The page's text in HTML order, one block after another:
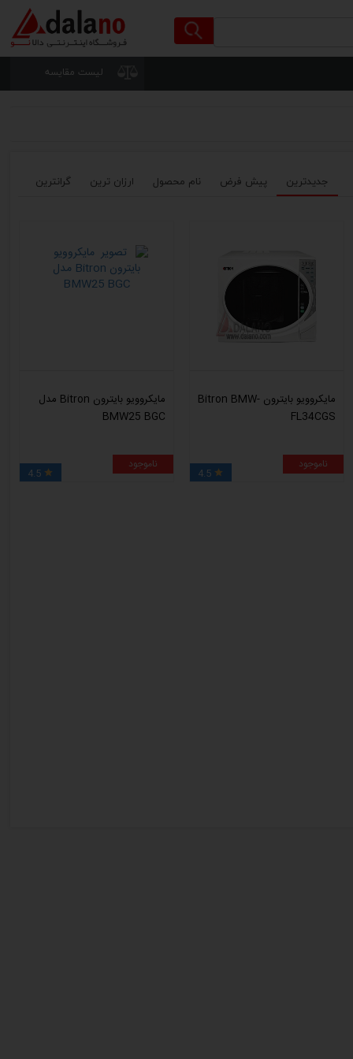
لیست مقایسه
جدیدترین پیش فرض نام محصول ارزان ترین گرانترین
مایکروویو بایترون Bitron BMW-
FL34CGS
ناموجود

مایکروویو بایترون Bitron مدل
BMW25 BGC
ناموجود

4.5